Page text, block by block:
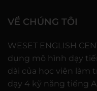
VỀ CHÚNG TÔI
WESET ENGLISH
dụng mô hình dạy
dài của học viên làm
dạy 4 kỹ năng tiếng